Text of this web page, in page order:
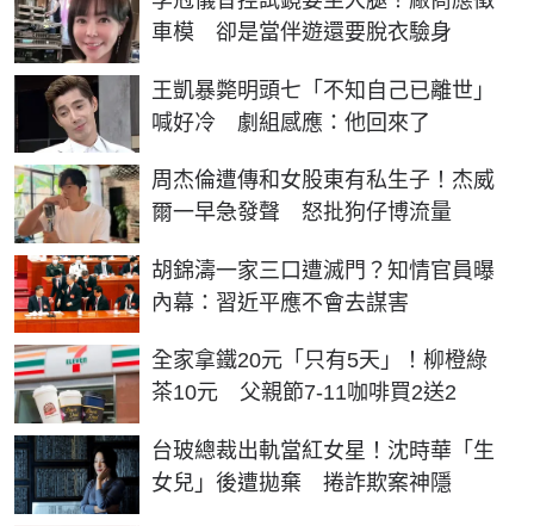
車模 卻是當伴遊還要脫衣驗身
王凱暴斃明頭七「不知自己已離世」
喊好冷 劇組感應：他回來了
周杰倫遭傳和女股東有私生子！杰威
爾一早急發聲 怒批狗仔博流量
胡錦濤一家三口遭滅門？知情官員曝
內幕：習近平應不會去謀害
全家拿鐵20元「只有5天」！柳橙綠
茶10元 父親節7-11咖啡買2送2
台玻總裁出軌當紅女星！沈時華「生
女兒」後遭拋棄 捲詐欺案神隱